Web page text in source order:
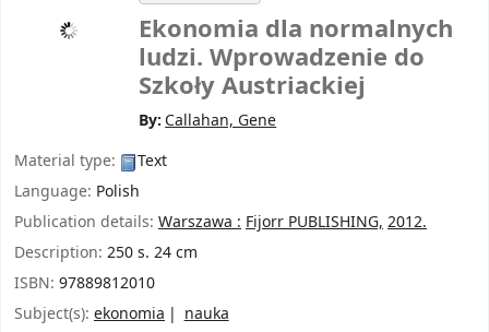
Ekonomia dla normalnych
ludzi. Wprowadzenie do
Szkoły Austriackiej
By: Callahan, Gene
Material type:
Text
Language: Polish
Publication details: Warszawa :Fijorr PUBLISHING,2012.
Description: 250 s. 24 cm
ISBN: 97889812010
Subject(s): ekonomia
nauka